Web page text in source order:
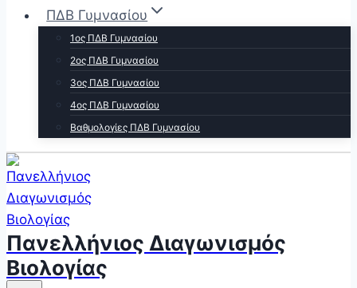
ΠΔΒ Γυμνασίου
1ος ΠΔΒ Γυμνασίου
2ος ΠΔΒ Γυμνασίου
3ος ΠΔΒ Γυμνασίου
4ος ΠΔΒ Γυμνασίου
Βαθμολογίες ΠΔΒ Γυμνασίου
Πανελλήνιος Διαγωνισμός
Βιολογίας